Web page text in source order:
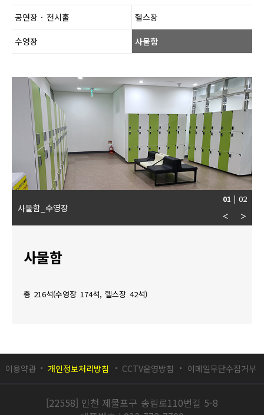
공연장 · 전시홀 헬스장
수영장 사물함
사물함_수영장
< >
01 | 02
사물함
총 216석(수영장 174석, 헬스장 42석)
이용약관 개인정보처리방침 CCTV운영방침 이메일무단수집거부
[22558] 인천 제물포구 송림로110번길 5-8